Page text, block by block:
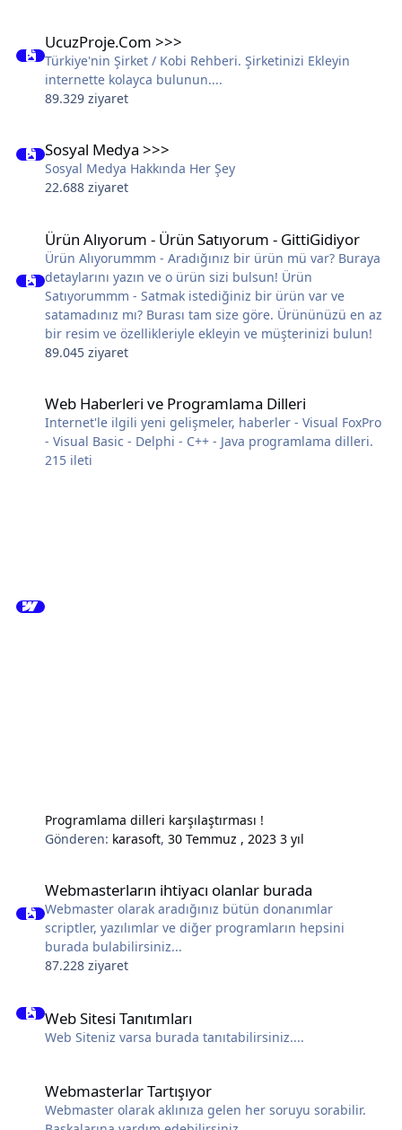
UcuzProje.Com >>>
Türkiye'nin Şirket / Kobi Rehberi. Şirketinizi Ekleyin
internette kolayca bulunun....
89.329 ziyaret
Sosyal Medya >>>
Sosyal Medya Hakkında Her Şey
22.688 ziyaret
Ürün Alıyorum - Ürün Satıyorum - GittiGidiyor
Ürün Alıyorummm - Aradığınız bir ürün mü var? Buraya
detaylarını yazın ve o ürün sizi bulsun! Ürün
Satıyorummm - Satmak istediğiniz bir ürün var ve
satamadınız mı? Burası tam size göre. Ürününüzü en az
bir resim ve özellikleriyle ekleyin ve müşterinizi bulun!
89.045 ziyaret
Web Haberleri ve Programlama Dilleri
Internet'le ilgili yeni gelişmeler, haberler - Visual FoxPro
- Visual Basic - Delphi - C++ - Java programlama dilleri.
215 ileti
Programlama dilleri karşılaştırması !
Gönderen: karasoft,30 Temmuz , 20233 yıl
Webmasterların ihtiyacı olanlar burada
Webmaster olarak aradığınız bütün donanımlar
scriptler, yazılımlar ve diğer programların hepsini
burada bulabilirsiniz...
87.228 ziyaret
Web Sitesi Tanıtımları
Web Siteniz varsa burada tanıtabilirsiniz....
Webmasterlar Tartışıyor
Webmaster olarak aklınıza gelen her soruyu sorabilir.